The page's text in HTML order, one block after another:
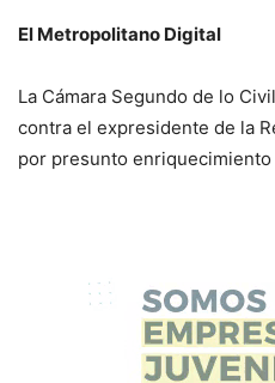
El Metropolitano Digital
La Cámara Segundo de lo
contra el expresidente de la
por presunto